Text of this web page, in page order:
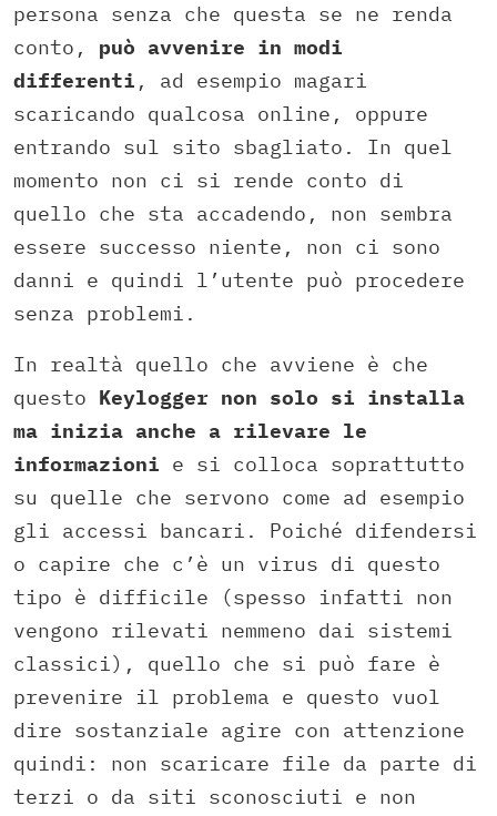
persona senza che questa se ne renda
conto, può avvenire in modi
differenti , ad esempio magari
scaricando qualcosa online, oppure
entrando sul sito sbagliato. In quel
momento non ci si rende conto di
quello che sta accadendo, non sembra
essere successo niente, non ci sono
danni e quindi l’utente può procedere
senza problemi.
In realtà quello che avviene è che
questo Keylogger non solo si installa
ma inizia anche a rilevare le
informazioni e si colloca soprattutto
su quelle che servono come ad esempio
gli accessi bancari. Poiché difendersi
o capire che c’è un virus di questo
tipo è difficile (spesso infatti non
vengono rilevati nemmeno dai sistemi
classici), quello che si può fare è
prevenire il problema e questo vuol
dire sostanziale agire con attenzione
quindi: non scaricare file da parte di
terzi o da siti sconosciuti e non